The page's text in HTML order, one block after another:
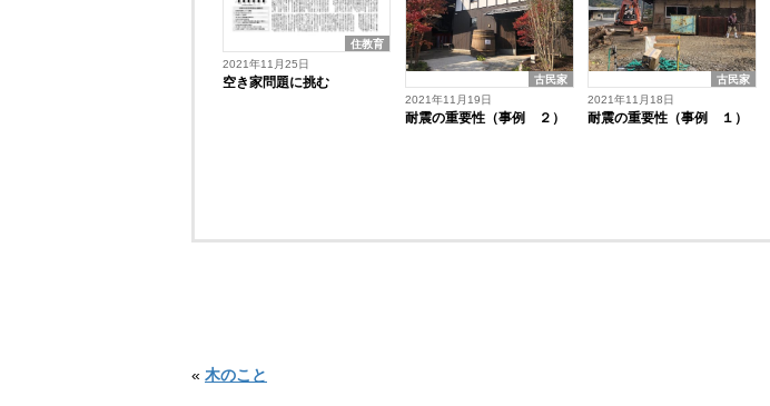
住教育
2021年11月25日
空き家問題に挑む
古民家
2021年11月19日
耐震の重要性（事例 ２）
古民家
2021年11月18日
耐震の重要性（事例 １）
« 木のこと